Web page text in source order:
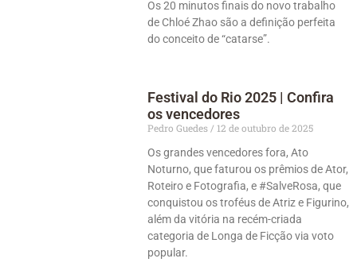
Os 20 minutos finais do novo trabalho
de Chloé Zhao são a definição perfeita
do conceito de “catarse”.
Festival do Rio 2025 | Confira
os vencedores
Pedro Guedes
12 de outubro de 2025
Os grandes vencedores fora, Ato
Noturno, que faturou os prêmios de Ator,
Roteiro e Fotografia, e #SalveRosa, que
conquistou os troféus de Atriz e Figurino,
além da vitória na recém-criada
categoria de Longa de Ficção via voto
popular.